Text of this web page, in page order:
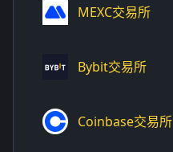
MEXC交易所
Bybit交易所
Coinbase交易所